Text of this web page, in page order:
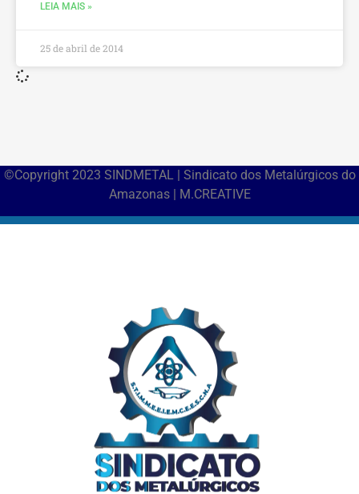
LEIA MAIS »
25 de abril de 2014
©Copyright 2023 SINDMETAL | Sindicato dos Metalúrgicos do
Amazonas | M.CREATIVE